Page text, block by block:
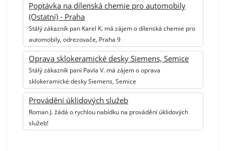
Poptávka na dílenská chemie pro automobily
(Ostatní) - Praha
Stálý zákazník pan Karel K. má zájem o dílenská chemie pro
automobily, odrezovače, Praha 9
Oprava sklokeramické desky Siemens, Semice
Stálý zákazník paní Pavla V. má zájem o oprava
sklokeramické desky Siemens, Semice
Provádění úklidových služeb
Roman J. žádá o rychlou nabídku na provádění úklidových
služeb!